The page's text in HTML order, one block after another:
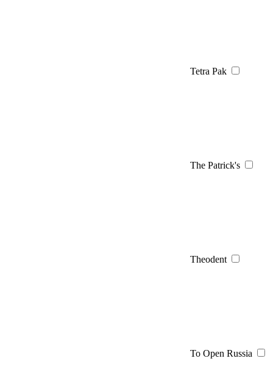
Tetra Pak
The Patrick's
Theodent
To Open Russia